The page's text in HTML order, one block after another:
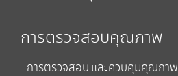
การตรวจสอบคุณภาพ
การตรวจสอบ และควบคุมคุณภาพ